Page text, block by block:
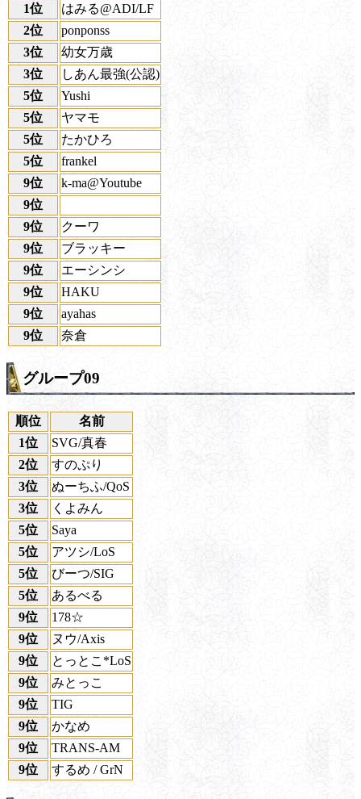
1位
はみる@ADI/LF
2位
ponponss
3位
幼女万歳
3位
しあん最強(公認)
5位
Yushi
5位
ヤマモ
5位
たかひろ
5位
frankel
9位
k-ma@Youtube
9位
9位
クーワ
9位
ブラッキー
9位
エーシンシ
9位
HAKU
9位
ayahas
9位
奈倉
グループ09
順位
名前
1位
SVG/真春
2位
すのぷり
3位
ぬーちふ/QoS
3位
くよみん
5位
Saya
5位
アツシ/LoS
5位
びーつ/SIG
5位
あるべる
9位
178☆
9位
ヌウ/Axis
9位
とっとこ*LoS
9位
みとっこ
9位
TIG
9位
かなめ
9位
TRANS-AM
9位
するめ / GrN